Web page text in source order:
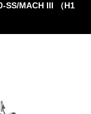
SS/MACH III （H1